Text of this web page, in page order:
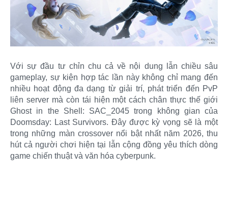
Với sự đầu tư chỉn chu cả về nội dung lẫn chiều sâu
gameplay, sự kiện hợp tác lần này không chỉ mang đến
nhiều hoạt động đa dạng từ giải trí, phát triển đến PvP
liên server mà còn tái hiện một cách chân thực thế giới
Ghost in the Shell: SAC_2045 trong không gian của
Doomsday: Last Survivors. Đây được kỳ vọng sẽ là một
trong những màn crossover nổi bật nhất năm 2026, thu
hút cả người chơi hiện tại lẫn cộng đồng yêu thích dòng
game chiến thuật và văn hóa cyberpunk.​